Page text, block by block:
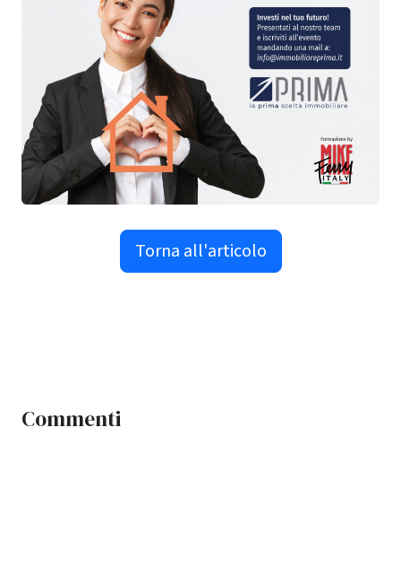
Torna all'articolo
Commenti